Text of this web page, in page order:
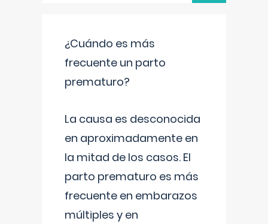
¿Cuándo es más
frecuente un parto
prematuro?
La causa es desconocida
en aproximadamente en
la mitad de los casos. El
parto prematuro es más
frecuente en embarazos
múltiples y en